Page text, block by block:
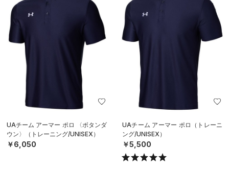
UAチーム アーマー ポロ 〈ボタンダ
ウン〉（トレーニング/UNISEX）
￥6,050
UAチーム アーマー ポロ（トレーニ
ング/UNISEX）
￥5,500